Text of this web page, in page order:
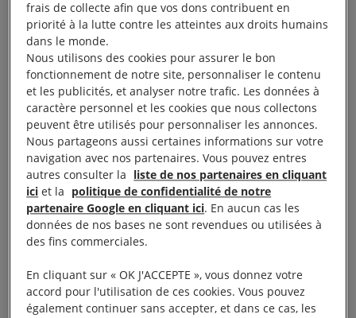
pendant les conflits.
L’arrestation, la condamnation et le verdict de la
Cour Pénale Internationale (CPI) visant Jean-Pierre
Bemba adressent un signal fort : ceux qui
commettent des crimes relevant du droit
international seront au bout du compte tenus pour
responsables de leurs actes.
Le verdict fait suite à la condamnation par la CPI au
mois de mars de Jean-Pierre Bemba, ancien vice-
président de la République démocratique du Congo
(RDC), pour des crimes de guerre et des crimes
contre l’humanité commis en République
frais de collecte afin que vos dons contribuent en
priorité à la lutte contre les atteintes aux droits humains
dans le monde.
Nous utilisons des cookies pour assurer le bon
fonctionnement de notre site, personnaliser le contenu
et les publicités, et analyser notre trafic. Les données à
caractère personnel et les cookies que nous collectons
peuvent être utilisés pour personnaliser les annonces.
Nous partageons aussi certaines informations sur votre
navigation avec nos partenaires. Vous pouvez entres
autres consulter la liste de nos partenaires en cliquant
ici et la politique de confidentialité de notre
partenaire Google en cliquant ici. En aucun cas les
données de nos bases ne sont revendues ou utilisées à
des fins commerciales.
En cliquant sur « OK J'ACCEPTE », vous donnez votre
accord pour l'utilisation de ces cookies. Vous pouvez
également continuer sans accepter, et dans ce cas, les